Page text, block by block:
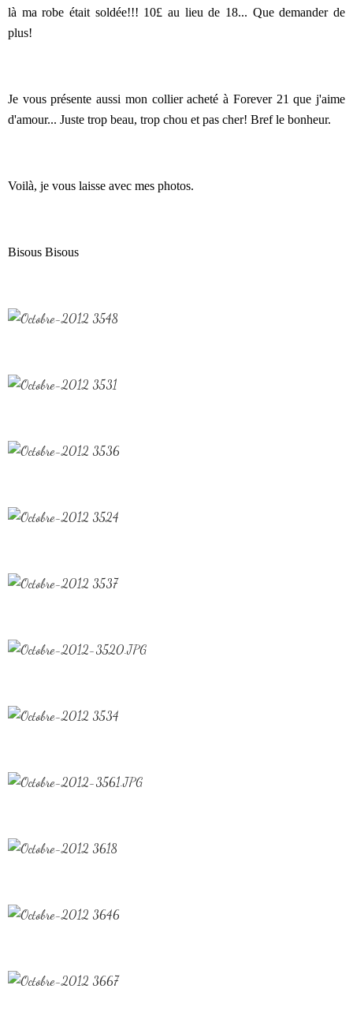
là ma robe était soldée!!! 10£ au lieu de 18... Que demander de
plus!
Je vous présente aussi mon collier acheté à Forever 21 que j'aime
d'amour... Juste trop beau, trop chou et pas cher! Bref le bonheur.
Voilà, je vous laisse avec mes photos.
Bisous Bisous